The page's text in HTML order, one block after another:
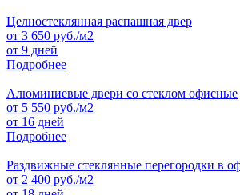
Целностеклянная распашная двер
от 3 650 руб./м2
от 9 дней
Подробнее
Алюминиевые двери со стеклом офисные
от 5 550 руб./м2
от 16 дней
Подробнее
Раздвижные стеклянные перегородки в
от 2 400 руб./м2